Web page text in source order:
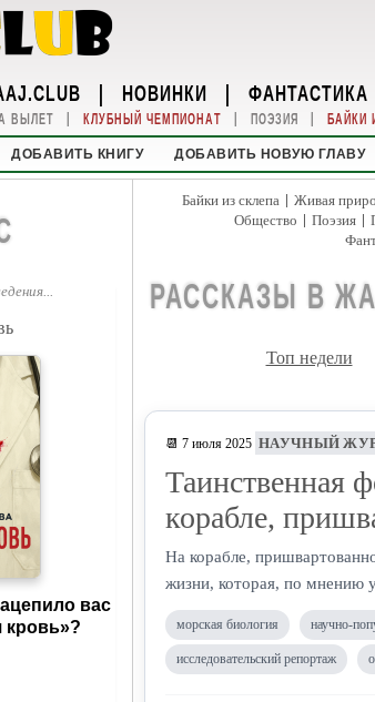
| НОВИНКИ | ФАНТАСТИКА
ВЫЛЕТ | КЛУБНЫЙ ЧЕМПИОНАТ | ПОЭЗИЯ | БАЙКИ
ДОБАВИТЬ КНИГУ ДОБАВИТЬ НОВУЮ ГЛАВУ
вас
кровь»?
Байки из склепа | Живая
Общество | Поэзия |
РАССКАЗЫ В
Топ недели
📆 7 июля 2025 НАУЧНЫЙ
Таинственная
корабле,
На корабле,
жизни, которая, по мнению
морская биология научно-
исследовательский репортаж